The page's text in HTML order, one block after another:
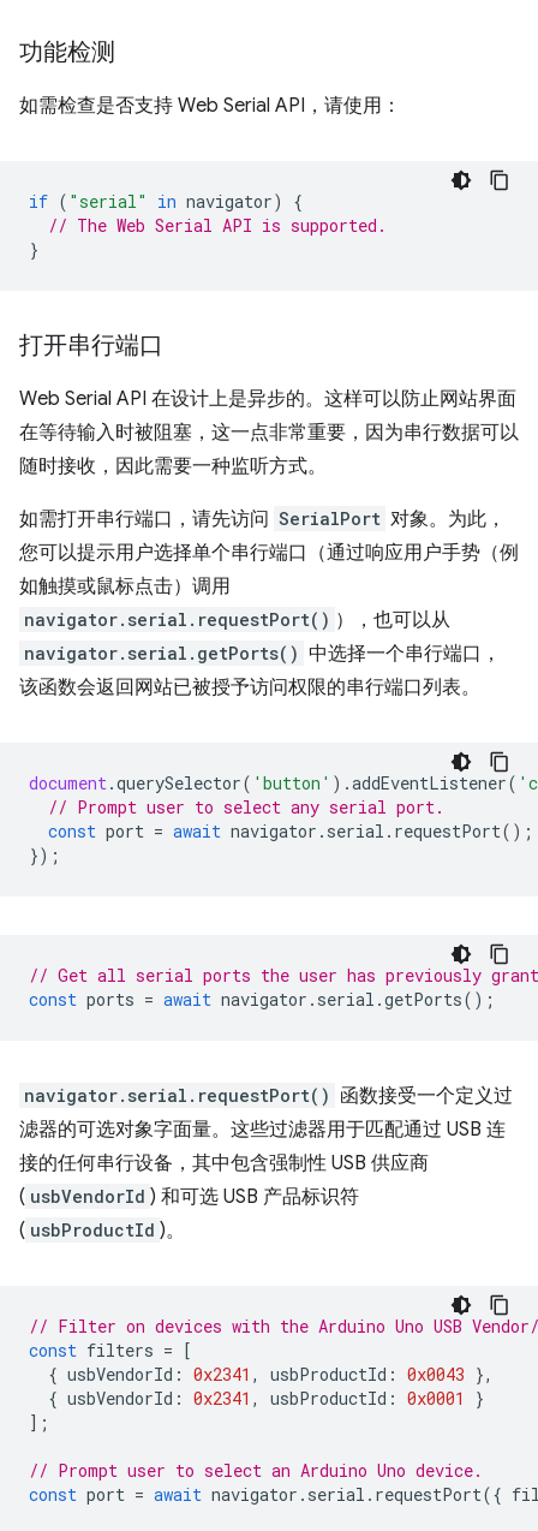
功能检测
如需检查是否支持 Web Serial API，请使用：
if ( "serial" in navigator)
{
// The Web Serial API is supported.
}
打开串行端口
Web Serial API 在设计上是异步的。这样可以防止网站界面
在等待输入时被阻塞，这一点非常重要，因为串行数据可以
随时接收，因此需要一种监听方式。
如需打开串行端口，请先访问 SerialPort 对象。为此，
您可以提示用户选择单个串行端口（通过响应用户手势（例
如触摸或鼠标点击）调用
navigator.serial.requestPort() ），也可以从
navigator.serial.getPorts() 中选择一个串行端口，
该函数会返回网站已被授予访问权限的串行端口列表。
document.querySelector( 'button' ).addEventListener(
// Prompt user to select any serial port.
const port = await navigator . serial . requestPort();
});
// Get all serial ports the user has previously
const ports = await navigator . serial .getPorts();
navigator.serial.requestPort() 函数接受一个定义过
滤器的可选对象字面量。这些过滤器用于匹配通过 USB 连
接的任何串行设备，其中包含强制性 USB 供应商
( usbVendorId ) 和可选 USB 产品标识符
( usbProductId )。
// Filter on devices with the Arduino Uno USB
const filters = [
{ usbVendorId : 0x2341 , usbProductId : 0x0043 },
{ usbVendorId : 0x2341 , usbProductId : 0x0001
}
];
// Prompt user to select an Arduino Uno device.
const port = await navigator . serial . requestPort({